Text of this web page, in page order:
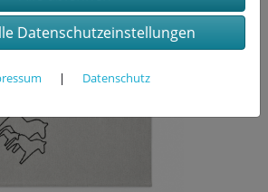
Datenschutzeinstellungen
| Datenschutz